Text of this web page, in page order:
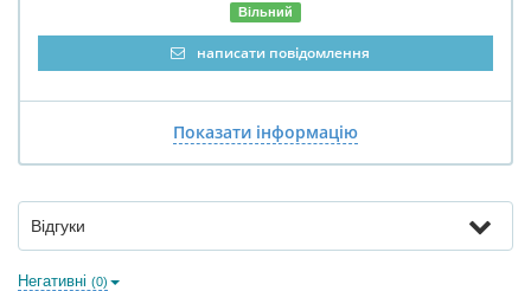
Вільний
написати повідомлення
Показати інформацію
Відгуки
Негативні (0)